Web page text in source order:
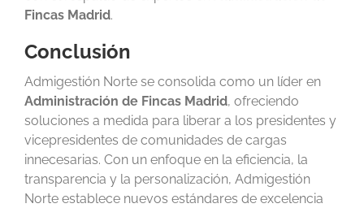
Fincas Madrid.
Conclusión
Admigestión Norte se consolida como un líder en
Administración de Fincas Madrid, ofreciendo
soluciones a medida para liberar a los presidentes y
vicepresidentes de comunidades de cargas
innecesarias. Con un enfoque en la eficiencia, la
transparencia y la personalización, Admigestión
Norte establece nuevos estándares de excelencia